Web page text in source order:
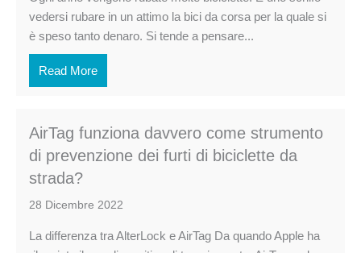
vedersi rubare in un attimo la bici da corsa per la quale si
è speso tanto denaro. Si tende a pensare...
Read More
AirTag funziona davvero come strumento
di prevenzione dei furti di biciclette da
strada?
28 Dicembre 2022
La differenza tra AlterLock e AirTag Da quando Apple ha